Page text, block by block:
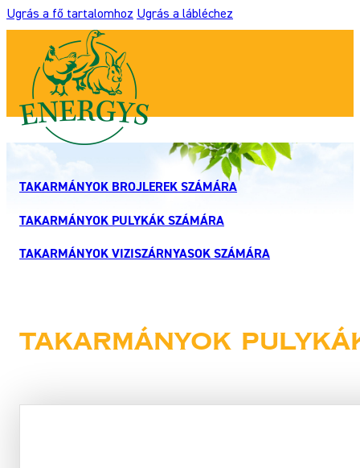
Ugrás a fő tartalomhoz Ugrás a lábléchez
TAKARMÁNYOK BROJLEREK SZÁMÁRA
TAKARMÁNYOK PULYKÁK SZÁMÁRA
TAKARMÁNYOK VIZISZÁRNYASOK SZÁMÁRA
Takarmányok